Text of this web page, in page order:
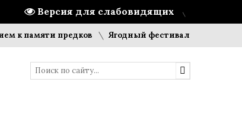
Версия для слабовидящих
предков Ягодный фестиваль Стадионы,